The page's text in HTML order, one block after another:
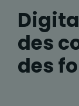
des
des